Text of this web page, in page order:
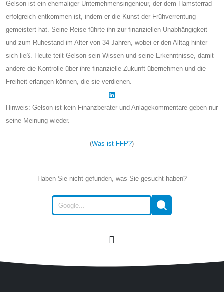
Gelson ist ein ehemaliger Unternehmensingenieur, der dem Hamsterrad
erfolgreich entkommen ist, indem er die Kunst der Frühverrentung
gemeistert hat. Seine Reise führte ihn zur finanziellen Unabhängigkeit
und zum Ruhestand im Alter von 34 Jahren, wobei er den Alltag hinter
sich ließ. Heute teilt Gelson sein Wissen und seine Erkenntnisse, damit
andere die Kontrolle über ihre finanzielle Zukunft übernehmen und die
Freiheit erlangen können, die sie verdienen.
Hinweis: Gelson ist kein Finanzberater und Anlagekommentare geben nur
seine Meinung wieder.
(Was ist FFP?)
Haben Sie nicht gefunden, was Sie gesucht haben?